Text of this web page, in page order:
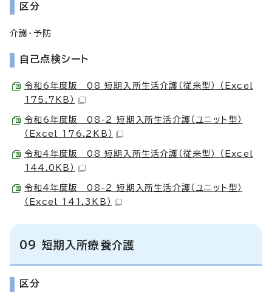
区分
介護・予防
自己点検シート
令和6年度版 08 短期入所生活介護（従来型） （Excel
175.7KB）
令和6年度版 08-2 短期入所生活介護（ユニット型）
（Excel 176.2KB）
令和4年度版 08 短期入所生活介護（従来型） （Excel
144.0KB）
令和4年度版 08-2 短期入所生活介護（ユニット型）
（Excel 141.3KB）
09 短期入所療養介護
区分